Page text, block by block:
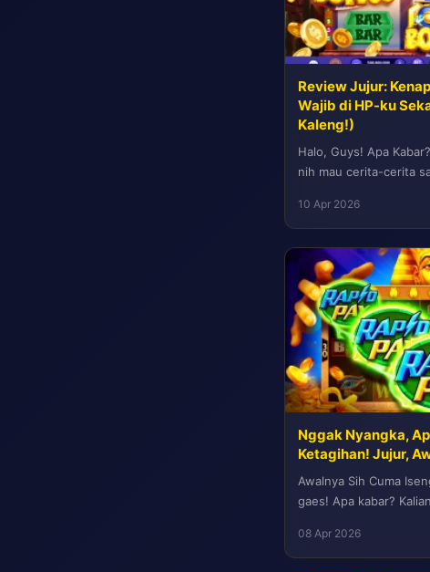
Review Jujur:
Wajib di HP-ku
Kaleng!)
Halo, Guys! Apa
nih mau cerita-cerita
10 Apr 2026
Nggak Nyangka,
Ketagihan! Jujur,
Awalnya Sih Cuma
gaes! Apa kabar?
08 Apr 2026